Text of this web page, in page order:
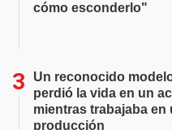
cómo esconderlo"
Un reconocido
perdió la vida en un
mientras trabajaba en
producción